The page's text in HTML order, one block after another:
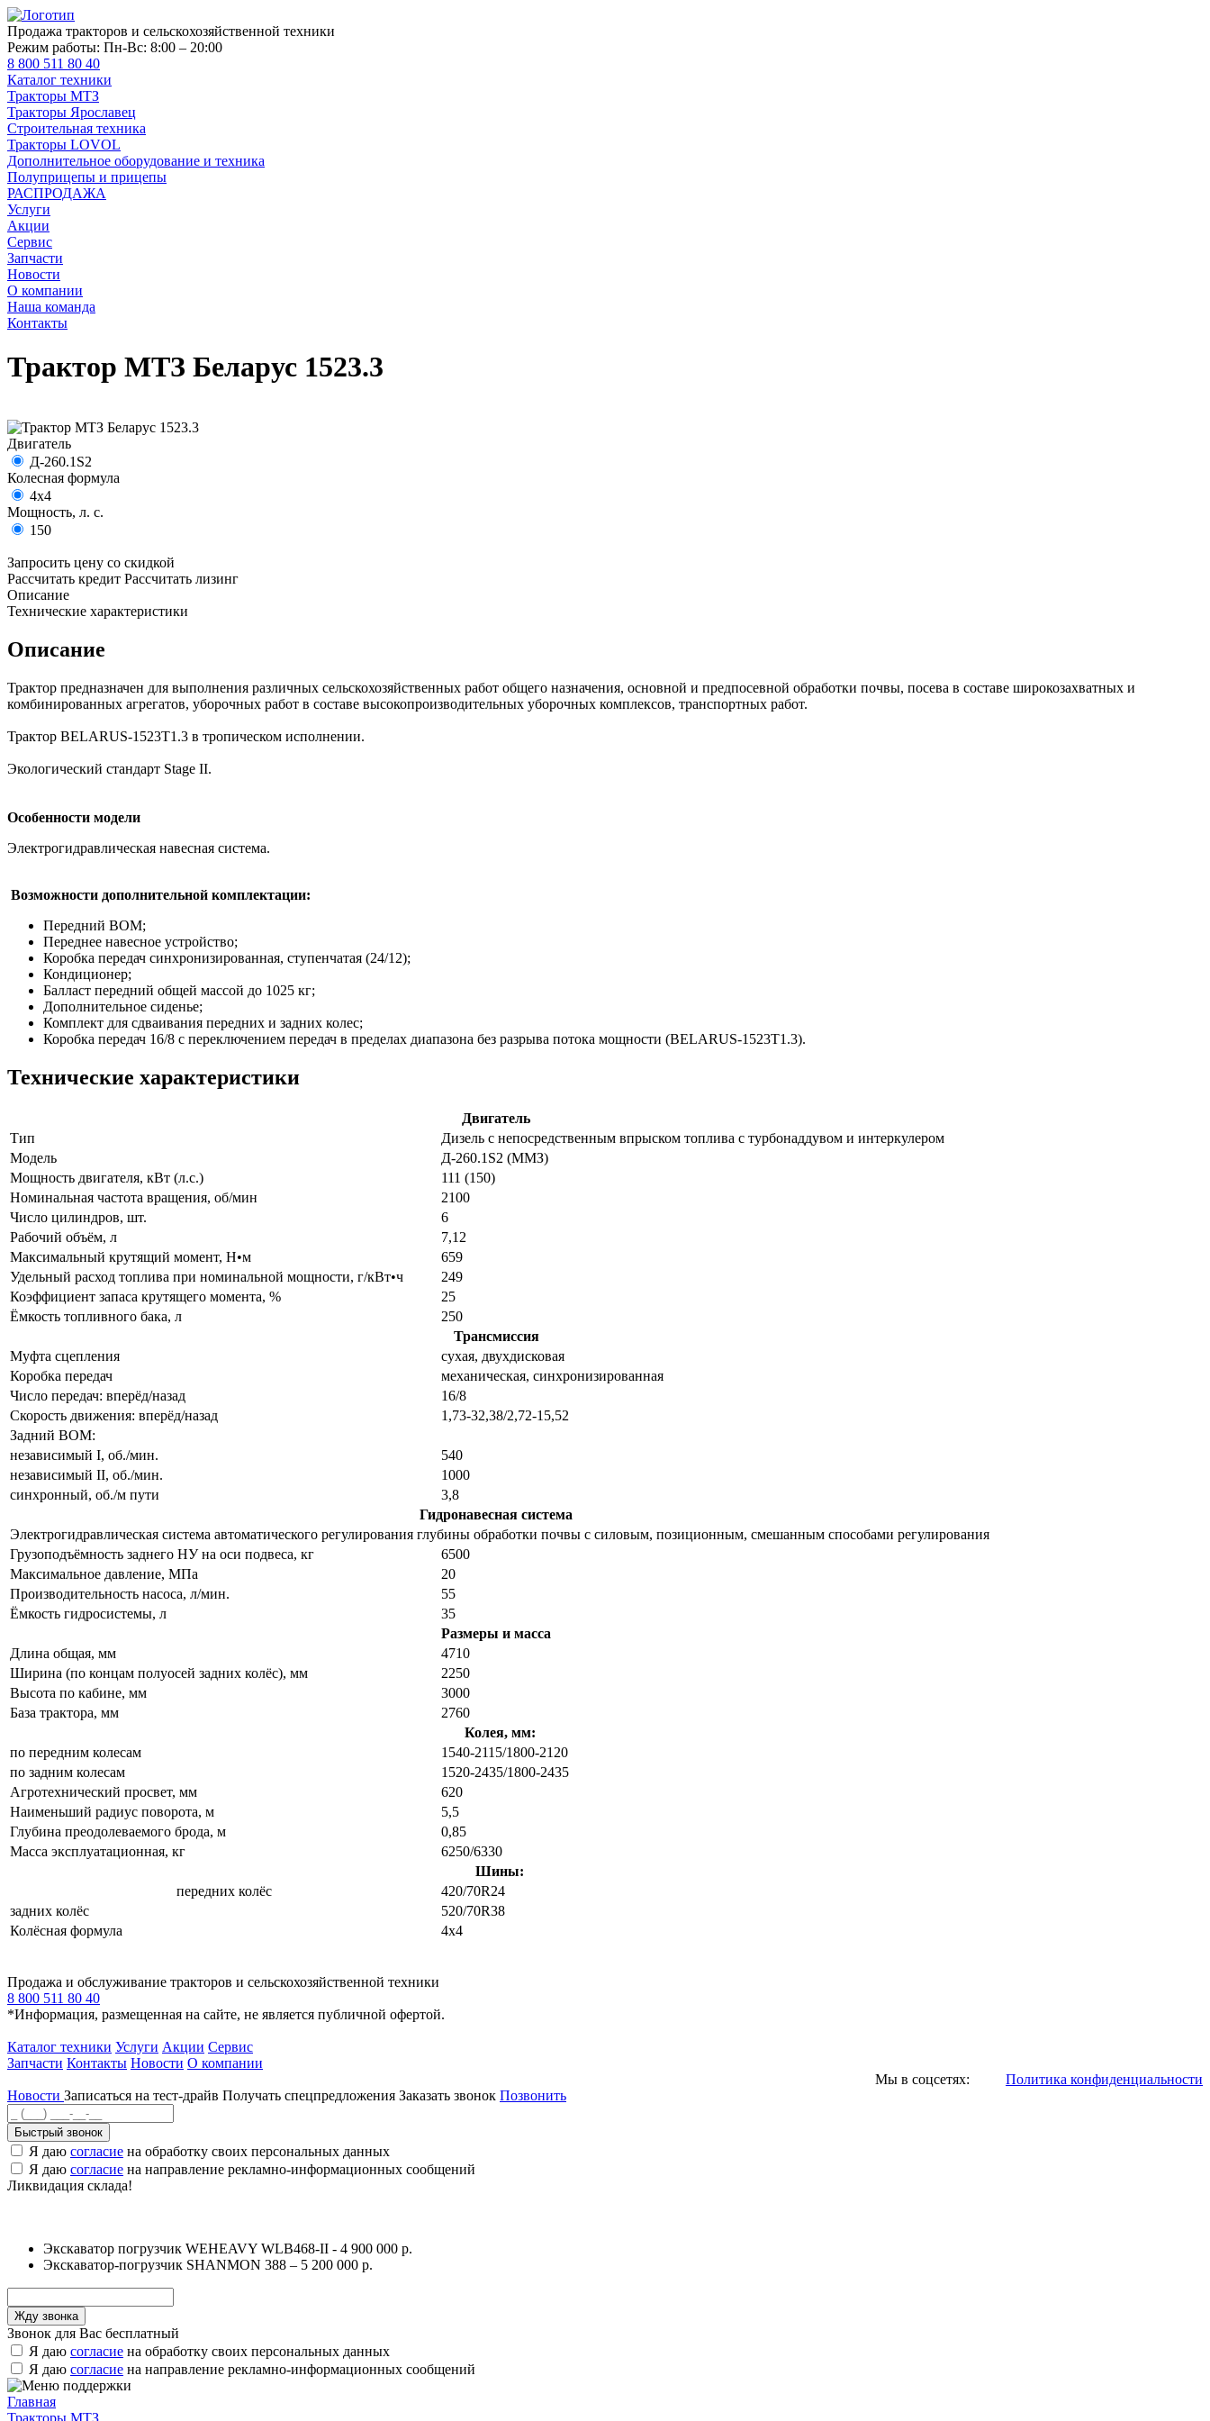
Продажа тракторов и сельскохозяйственной техники
Режим работы: Пн-Вс: 8:00 – 20:00
8 800 511 80 40
Каталог техники
Тракторы МТЗ
Тракторы Ярославец
Строительная техника
Тракторы LOVOL
Дополнительное оборудование и техника
Полуприцепы и прицепы
РАСПРОДАЖА
Услуги
Акции
Сервис
Запчасти
Новости
О компании
Наша команда
Контакты
Трактор МТЗ Беларус 1523.3
Двигатель
Д-260.1S2
Колесная формула
4х4
Мощность, л. с.
150
Запросить цену со скидкой
Рассчитать кредит Рассчитать лизинг
Описание
Технические характеристики
Описание
Трактор предназначен для выполнения различных сельскохозяйственных работ общего назначения, основной и предпосевной обработки почвы, посева в составе широкозахватных и
комбинированных агрегатов, уборочных работ в составе высокопроизводительных уборочных комплексов, транспортных работ.
Трактор BELARUS-1523Т1.3 в тропическом исполнении.
Экологический стандарт Stage II.
Особенности модели
Электрогидравлическая навесная система.
Возможности дополнительной комплектации:
Передний ВОМ;
Переднее навесное устройство;
Коробка передач синхронизированная, ступенчатая (24/12);
Кондиционер;
Балласт передний общей массой до 1025 кг;
Дополнительное сиденье;
Комплект для сдваивания передних и задних колес;
Коробка передач 16/8 с переключением передач в пределах диапазона без разрыва потока мощности (BELARUS-1523T1.3).
Технические характеристики
Двигатель
Тип
Дизель с непосредственным впрыском топлива с турбонаддувом и интеркулером
Модель
Д-260.1S2 (ММЗ)
Мощность двигателя, кВт (л.с.)
111 (150)
Номинальная частота вращения, об/мин
2100
Число цилиндров, шт.
6
Рабочий объём, л
7,12
Максимальный крутящий момент, Н•м
659
Удельный расход топлива при номинальной мощности, г/кВт•ч
249
Коэффициент запаса крутящего момента, %
25
Ёмкость топливного бака, л
250
Трансмиссия
Муфта сцепления
сухая, двухдисковая
Коробка передач
механическая, синхронизированная
Число передач: вперёд/назад
16/8
Скорость движения: вперёд/назад
1,73-32,38/2,72-15,52
Задний ВОМ:
независимый I, об./мин.
540
независимый II, об./мин.
1000
синхронный, об./м пути
3,8
Гидронавесная система
Электрогидравлическая система автоматического регулирования глубины обработки почвы с силовым, позиционным, смешанным способами регулирования
Грузоподъёмность заднего НУ на оси подвеса, кг
6500
Максимальное давление, МПа
20
Производительность насоса, л/мин.
55
Ёмкость гидросистемы, л
35
Размеры и масса
Длина общая, мм
4710
Ширина (по концам полуосей задних колёс), мм
2250
Высота по кабине, мм
3000
База трактора, мм
2760
Колея, мм:
по передним колесам
1540-2115/1800-2120
по задним колесам
1520-2435/1800-2435
Агротехнический просвет, мм
620
Наименьший радиус поворота, м
5,5
Глубина преодолеваемого брода, м
0,85
Масса эксплуатационная, кг
6250/6330
Шины:
передних колёс
420/70R24
задних колёс
520/70R38
Колёсная формула
4х4
Продажа и обслуживание тракторов и сельскохозяйственной техники
8 800 511 80 40
*Информация, размещенная на сайте, не является публичной офертой.
Каталог техники Услуги Акции Сервис
Запчасти Контакты Новости О компании
Мы в соцсетях:
Политика конфиденциальности
Новости Записаться на тест-драйв Получать спецпредложения Заказать звонок Позвонить
Быстрый звонок
Я даю согласие на обработку своих персональных данных
Я даю согласие на направление рекламно-информационных сообщений
Ликвидация склада!
Экскаватор погрузчик WEHEAVY WLB468-II - 4 900 000 р.
Экскаватор-погрузчик SHANMON 388 – 5 200 000 р.
Звонок для Вас бесплатный
Я даю согласие на обработку своих персональных данных
Я даю согласие на направление рекламно-информационных сообщений
Главная
Тракторы МТЗ